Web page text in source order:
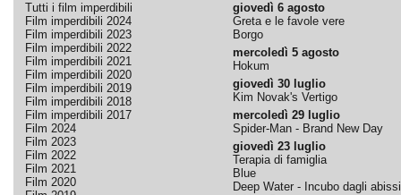
Tutti i film imperdibili
Film imperdibili 2024
Film imperdibili 2023
Film imperdibili 2022
Film imperdibili 2021
Film imperdibili 2020
Film imperdibili 2019
Film imperdibili 2018
Film imperdibili 2017
Film 2024
Film 2023
Film 2022
Film 2021
Film 2020
giovedì 6 agosto
Greta e le favole vere
Borgo
mercoledì 5 agosto
Hokum
giovedì 30 luglio
Kim Novak's Vertigo
mercoledì 29 luglio
Spider-Man - Brand New Day
giovedì 23 luglio
Terapia di famiglia
Blue
Deep Water - Incubo dagli abissi